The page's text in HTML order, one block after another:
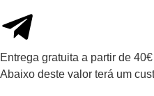
Entrega gratuita a partir de 40€
Abaixo deste valor terá um